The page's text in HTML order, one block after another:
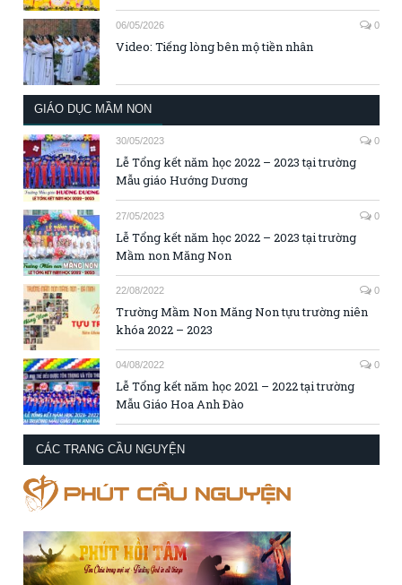
06/05/2026 0
Video: Tiếng lòng bên mộ tiền nhân
GIÁO DỤC MẦM NON
30/05/2023 0
Lễ Tổng kết năm học 2022 – 2023 tại trường
Mẫu giáo Hướng Dương
27/05/2023 0
Lễ Tổng kết năm học 2022 – 2023 tại trường
Mầm non Măng Non
22/08/2022 0
Trường Mầm Non Măng Non tựu trường niên
khóa 2022 – 2023
04/08/2022 0
Lễ Tổng kết năm học 2021 – 2022 tại trường
Mẫu Giáo Hoa Anh Đào
CÁC TRANG CẦU NGUYỆN